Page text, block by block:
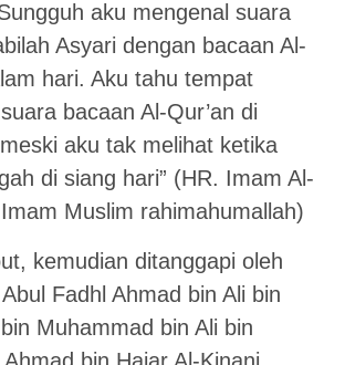
aku mengenal suara
Asyari dengan bacaan Al-
hari. Aku tahu tempat
bacaan Al-Qur’an di
aku tak melihat ketika
di siang hari” (HR. Imam Al-
Muslim rahimahumallah)
kemudian ditanggapi oleh
Fadhl Ahmad bin Ali bin
Muhammad bin Ali bin